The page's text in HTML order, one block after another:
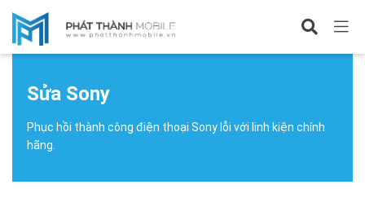
Sửa điện thoại Sửa Sony
Sửa Sony
Phục hồi thành công điện thoại Sony lỗi với linh kiện chính
hãng.